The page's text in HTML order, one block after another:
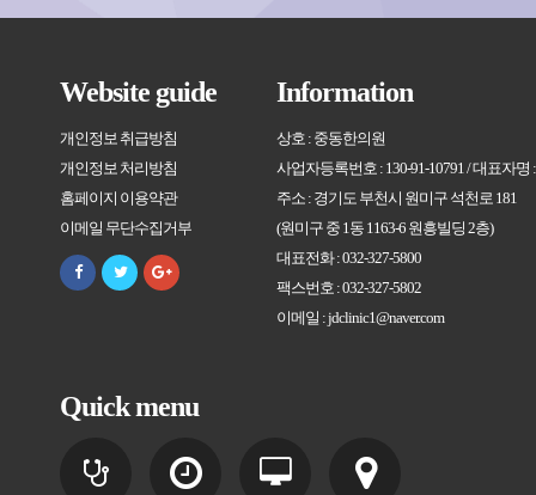
Website guide
개인정보 취급방침
개인정보 처리방침
홈페이지 이용약관
이메일 무단수집거부
Information
상호 : 중동한의원
사업자등록번호 : 130-91-10791 / 대표자명
주소 : 경기도 부천시 원미구 석천로 181
(원미구 중 1동 1163-6 원흥빌딩 2층)
대표전화 : 032-327-5800
팩스번호 : 032-327-5802
이메일 : jdclinic1@naver.com
Quick menu